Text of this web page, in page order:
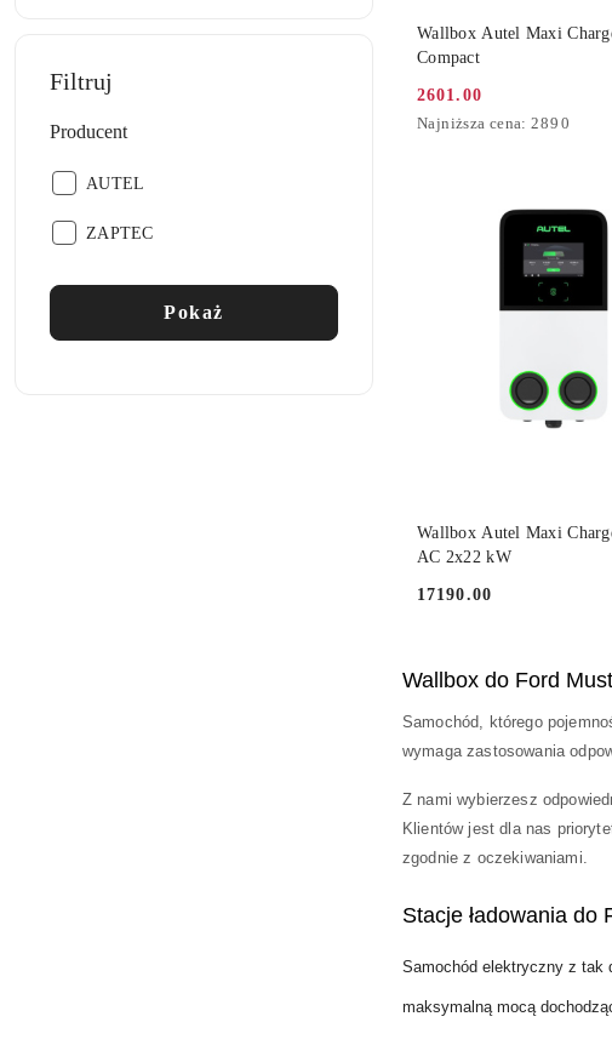
Filtruj
Producent
Producent:
AUTEL
Producent:
ZAPTEC
Pokaż
Wallbox Autel Maxi
Compact
Cena
promocyjna:
2601.00
Najniższa
Najniższa cena: 2890
DO
Wallbox Autel Maxi
AC 2x22 kW
Cena:
17190.00
DO
Wallbox do Ford
Samochód, którego
wymaga zastosowania
Z nami wybierzesz
Klientów jest dla nas
zgodnie z oczekiwaniami.
Stacje ładowania do
Samochód elektryczny z tak
maksymalną mocą